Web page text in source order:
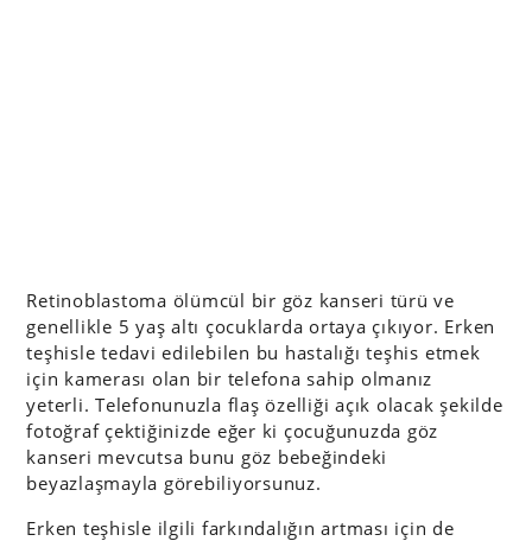
Retinoblastoma ölümcül bir göz kanseri türü ve
genellikle 5 yaş altı çocuklarda ortaya çıkıyor. Erken
teşhisle tedavi edilebilen bu hastalığı teşhis etmek
için kamerası olan bir telefona sahip olmanız
yeterli. Telefonunuzla flaş özelliği açık olacak şekilde
fotoğraf çektiğinizde eğer ki çocuğunuzda göz
kanseri mevcutsa bunu göz bebeğindeki
beyazlaşmayla görebiliyorsunuz.
Erken teşhisle ilgili farkındalığın artması için de